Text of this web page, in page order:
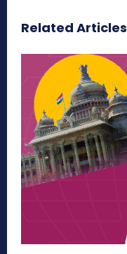
Related Articles